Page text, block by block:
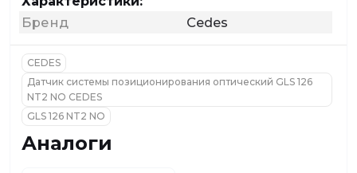
Бренд Cedes
CEDES
Датчик системы позиционирования оптический GLS 126
NT2 NO CEDES
GLS 126 NT2 NO
Аналоги